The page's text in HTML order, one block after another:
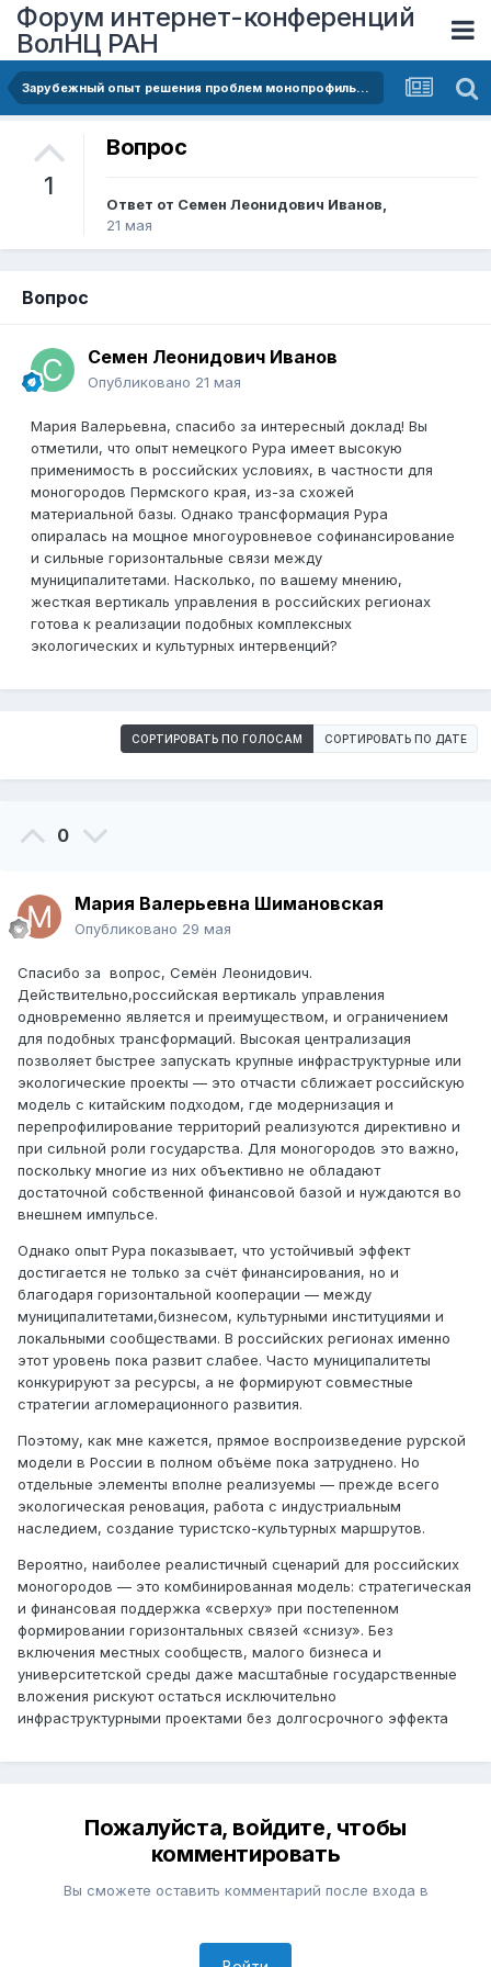
Форум интернет-конференций
ВолНЦ РАН
Зарубежный опыт решения проблем монопрофильных территорий: стратегии, инструменты и результаты
1
Вопрос
Ответ от Семен Леонидович Иванов,
21 мая
Вопрос
Семен Леонидович Иванов
Опубликовано 21 мая
Мария Валерьевна, спасибо за интересный доклад! Вы
отметили, что опыт немецкого Рура имеет высокую
применимость в российских условиях, в частности для
моногородов Пермского края, из-за схожей
материальной базы. Однако трансформация Рура
опиралась на мощное многоуровневое софинансирование
и сильные горизонтальные связи между
муниципалитетами. Насколько, по вашему мнению,
жесткая вертикаль управления в российских регионах
готова к реализации подобных комплексных
экологических и культурных интервенций?
СОРТИРОВАТЬ ПО ГОЛОСАМ СОРТИРОВАТЬ ПО ДАТЕ
0
Мария Валерьевна Шимановская
Опубликовано 29 мая
Спасибо за вопрос, Семён Леонидович.
Действительно,российская вертикаль управления
одновременно является и преимуществом, и ограничением
для подобных трансформаций. Высокая централизация
позволяет быстрее запускать крупные инфраструктурные или
экологические проекты — это отчасти сближает российскую
модель с китайским подходом, где модернизация и
перепрофилирование территорий реализуются директивно и
при сильной роли государства. Для моногородов это важно,
поскольку многие из них объективно не обладают
достаточной собственной финансовой базой и нуждаются во
внешнем импульсе.
Однако опыт Рура показывает, что устойчивый эффект
достигается не только за счёт финансирования, но и
благодаря горизонтальной кооперации — между
муниципалитетами,бизнесом, культурными институциями и
локальными сообществами. В российских регионах именно
этот уровень пока развит слабее. Часто муниципалитеты
конкурируют за ресурсы, а не формируют совместные
стратегии агломерационного развития.
Поэтому, как мне кажется, прямое воспроизведение рурской
модели в России в полном объёме пока затруднено. Но
отдельные элементы вполне реализуемы — прежде всего
экологическая реновация, работа с индустриальным
наследием, создание туристско-культурных маршрутов.
Вероятно, наиболее реалистичный сценарий для российских
моногородов — это комбинированная модель: стратегическая
и финансовая поддержка «сверху» при постепенном
формировании горизонтальных связей «снизу». Без
включения местных сообществ, малого бизнеса и
университетской среды даже масштабные государственные
вложения рискуют остаться исключительно
инфраструктурными проектами без долгосрочного эффекта
Пожалуйста, войдите, чтобы
комментировать
Вы сможете оставить комментарий после входа в